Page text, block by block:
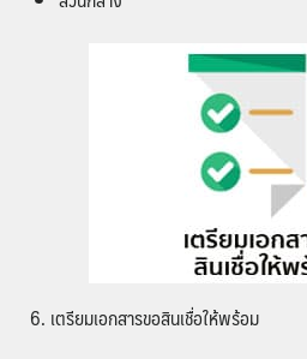
6. เตรียมเอกสารขอสินเชื่อให้พร้อม